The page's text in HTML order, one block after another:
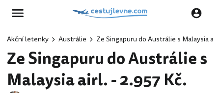
Akční letenky Austrálie Ze Singapuru do Austrálie s Malaysia
Ze Singapuru do Austrálie s
Malaysia airl. - 2.957 Kč.